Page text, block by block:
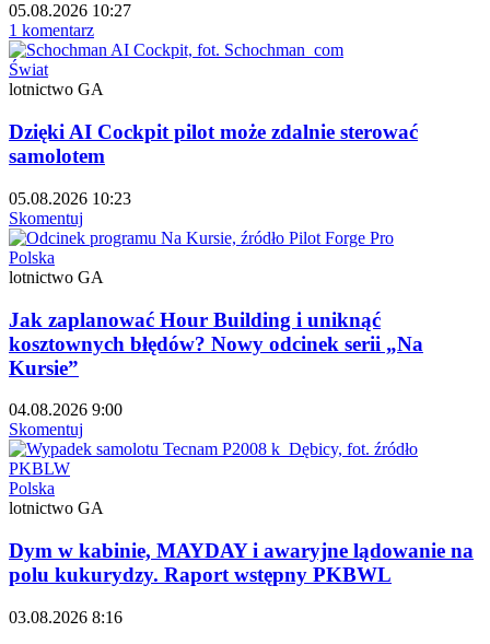
05.08.2026 10:27
1 komentarz
Świat
lotnictwo GA
Dzięki AI Cockpit pilot może zdalnie sterować
samolotem
05.08.2026 10:23
Skomentuj
Polska
lotnictwo GA
Jak zaplanować Hour Building i uniknąć
kosztownych błędów? Nowy odcinek serii „Na
Kursie”
04.08.2026 9:00
Skomentuj
Polska
lotnictwo GA
Dym w kabinie, MAYDAY i awaryjne lądowanie na
polu kukurydzy. Raport wstępny PKBWL
03.08.2026 8:16